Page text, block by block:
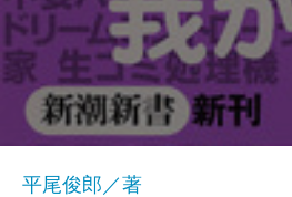
平尾俊郎／著